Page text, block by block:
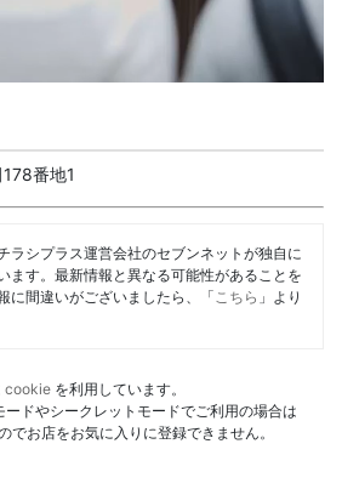
番地1
ラシプラス運営会社のセブンネットが独自に
ます。最新情報と異なる可能性があることを
に間違いがございましたら、「 こちら 」より
cookie を利用しています。
ドやシークレットモードでご利用の場合は
お店をお気に入りに登録できません。